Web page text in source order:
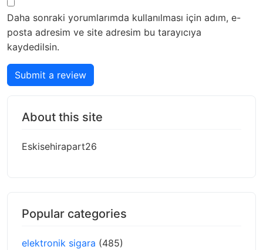
Daha sonraki yorumlarımda kullanılması için adım, e-
posta adresim ve site adresim bu tarayıcıya
kaydedilsin.
Submit a review
About this site
Eskisehirapart26
Popular categories
elektronik sigara (485)